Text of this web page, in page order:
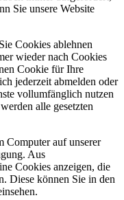
Sie unsere Website
Cookies ablehnen
wieder nach Cookies
Cookie für Ihre
jederzeit abmelden oder
vollumfänglich nutzen
alle gesetzten
Computer auf unserer
Aus
Cookies anzeigen, die
Diese können Sie in den